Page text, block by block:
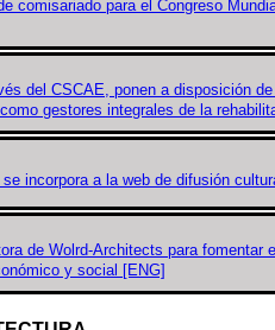
comisariado para el Congreso
del CSCAE, ponen a disposición
gestores integrales de la
incorpora a la web de difusión
de Wolrd-Architects para fomentar
y social [ENG]